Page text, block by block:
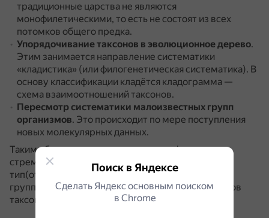
традиционные царства не являются
монофилетическими, то есть не состоят из всех
потомков общего предка.
Упорядочивание таксонов в эволюционное дерево.
Этим занимается направление систематики
«кладистика» (или филогенетическая систематика). В
основу классификации кладётся кладограмма —
схема взаимоотношений таксонов.
Пересмотр систематики малоизвестных групп
организмов. Это происходит по мере поступления
новых молекулярных данных.
Таким образом, современная классификация
стремится уйти от модели «надцарство-царство-
тип(отдел)-класс» и перейти к модели «Группа А-
группа B — группа С», особенно для высоких рангов
таксонов (включая царство).
Поиск в Яндексе
Сделать Яндекс основным поиском
в Сhrome